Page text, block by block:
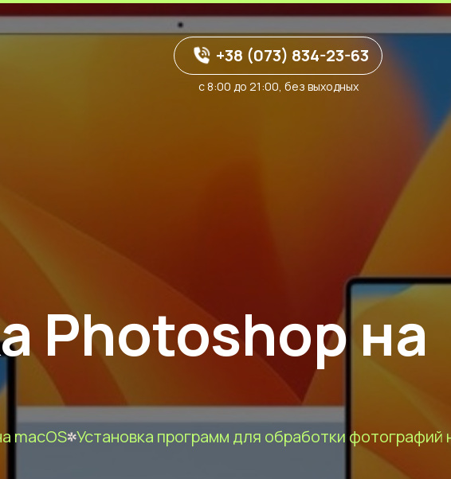
+38 (073) 834-23-63
с 8:00 до 21:00, без выходных
Photoshop на
macOS Установка программ для обработки фотографий